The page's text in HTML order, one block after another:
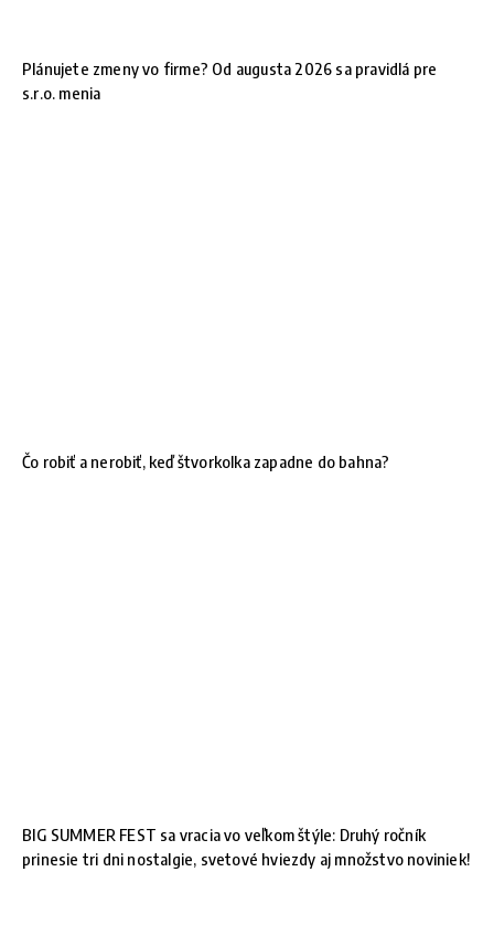
Plánujete zmeny vo firme? Od augusta 2026 sa pravidlá pre
s.r.o. menia
Čo robiť a nerobiť, keď štvorkolka zapadne do bahna?
BIG SUMMER FEST sa vracia vo veľkom štýle: Druhý ročník
prinesie tri dni nostalgie, svetové hviezdy aj množstvo noviniek!